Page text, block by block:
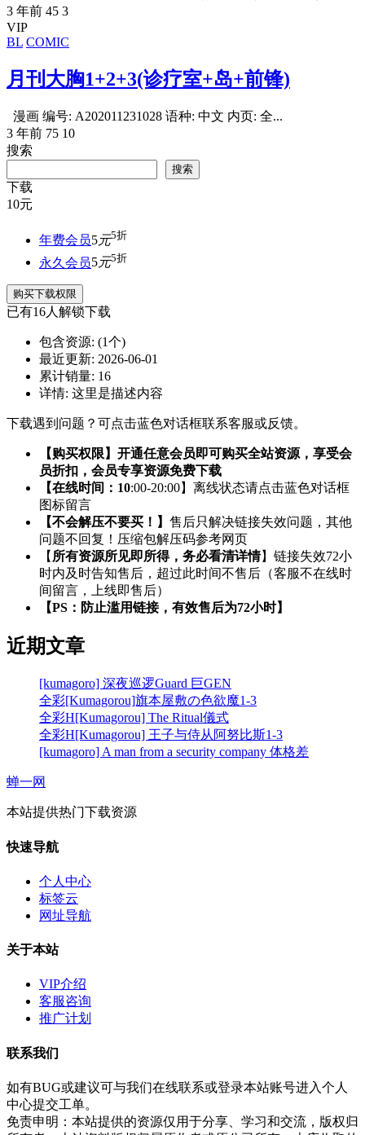
3 年前 45 3
VIP
BL COMIC
月刊大胸1+2+3(诊疗室+岛+前锋)
漫画 编号: A202011231028 语种: 中文 内页: 全...
3 年前 75 10
搜索
搜索
下载
10元
年费会员5元5折
永久会员5元5折
购买下载权限
已有16人解锁下载
包含资源: (1个)
最近更新: 2026-06-01
累计销量: 16
详情: 这里是描述内容
下载遇到问题？可点击蓝色对话框联系客服或反馈。
【购买权限】开通任意会员即可购买全站资源，享受会
员折扣，会员专享资源免费下载
【在线时间：10:00-20:00】离线状态请点击蓝色对话框
图标留言
【不会解压不要买！】 售后只解决链接失效问题，其他
问题不回复！压缩包解压码参考网页
【 所有资源所见即所得，务必看清详情】链接失效72小
时内及时告知售后，超过此时间不售后（客服不在线时
间留言，上线即售后）
【PS：防止滥用链接，有效售后为72小时】
近期文章
[kumagoro] 深夜巡逻Guard 巨GEN
全彩[Kumagorou]旗本屋敷の色欲魔1-3
全彩H[Kumagorou] The Ritual儀式
全彩H[Kumagorou] 王子与侍从阿努比斯1-3
[kumagoro] A man from a security company 体格差
蝉一网
本站提供热门下载资源
快速导航
个人中心
标签云
网址导航
关于本站
VIP介绍
客服咨询
推广计划
联系我们
如有BUG或建议可与我们在线联系或登录本站账号进入个人
中心提交工单。
免责申明：本站提供的资源仅用于分享、学习和交流，版权归